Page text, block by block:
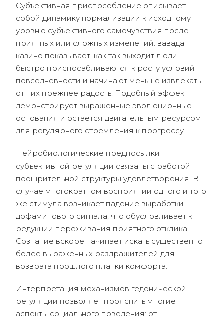
Субъективная приспособление описывает
собой динамику нормализации к исходному
уровню субъективного самочувствия после
приятных или сложных изменений. вавада
казино показывает, как так выходит люди
быстро приспосабливаются к росту условий
повседневности и начинают меньше извлекать
от них прежнее радость. Подобный эффект
демонстрирует выраженные эволюционные
основания и остается двигательным ресурсом
для регулярного стремления к прогрессу.
Нейробиологические предпосылки
субъективной регуляции связаны с работой
поощрительной структуры удовлетворения. В
случае многократном восприятии одного и того
же стимула возникает падение выработки
дофаминового сигнала, что обусловливает к
редукции переживания приятного отклика.
Сознание вскоре начинает искать существенно
более выраженных раздражителей для
возврата прошлого планки комфорта.
Интерпретация механизмов гедонической
регуляции позволяет прояснить многие
аспекты социального поведения: от